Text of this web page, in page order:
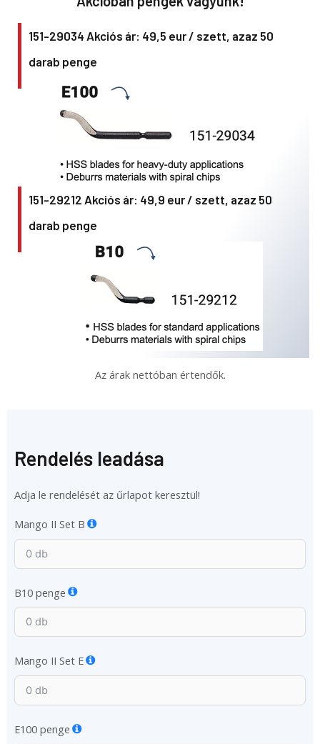
151-29034 Akciós ár: 49,5 eur / szett, azaz 50
darab penge
151-29212 Akciós ár: 49,9 eur / szett, azaz 50
darab penge
Az árak nettóban értendők.
Rendelés leadása
Adja le rendelését az űrlapot keresztül!
Mango II Set B
B10 penge
Mango II Set E
E100 penge